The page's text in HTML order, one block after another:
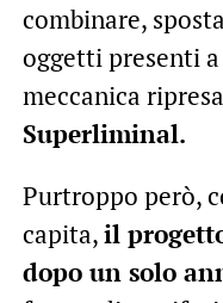
combinare,
oggetti presenti
meccanica
Superliminal.
Purtroppo però,
capita,il
dopo un solo